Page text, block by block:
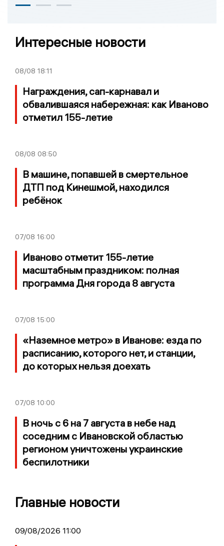
Интересные новости
08/08 18:11
Награждения, сап-карнавал и
обвалившаяся набережная: как Иваново
отметил 155-летие
08/08 08:50
В машине, попавшей в смертельное
ДТП под Кинешмой, находился
ребёнок
07/08 16:00
Иваново отметит 155-летие
масштабным праздником: полная
программа Дня города 8 августа
07/08 15:00
«Наземное метро» в Иванове: езда по
расписанию, которого нет, и станции,
до которых нельзя доехать
07/08 10:00
В ночь с 6 на 7 августа в небе над
соседним с Ивановской областью
регионом уничтожены украинские
беспилотники
Главные новости
09/08/2026 11:00